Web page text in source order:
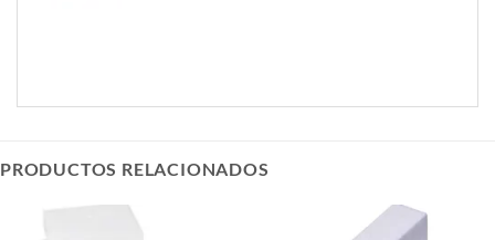
PRODUCTOS RELACIONADOS